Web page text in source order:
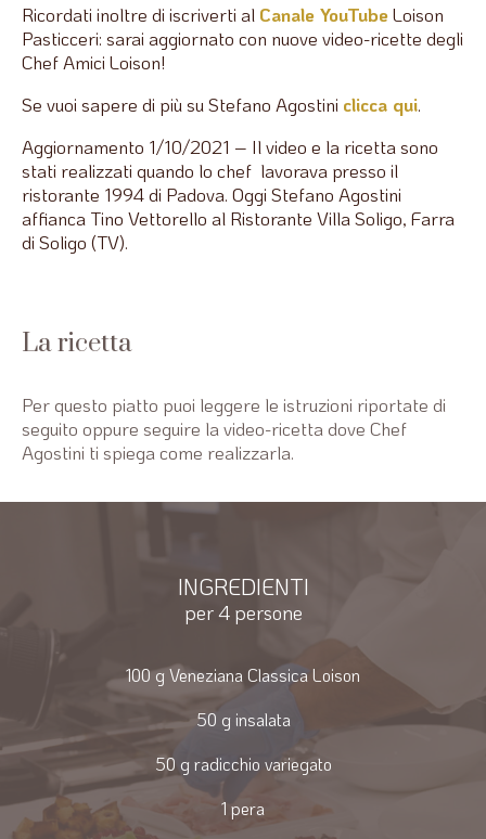
Ricordati inoltre di iscriverti al Canale YouTubeLoison
Pasticceri: sarai aggiornato con nuove video-ricette degli
Chef Amici Loison!
Se vuoi sapere di più su Stefano Agostini clicca qui.
Aggiornamento 1/10/2021 – Il video e la ricetta sono
stati realizzati quando lo chef lavorava presso il
ristorante 1994 di Padova. Oggi Stefano Agostini
affianca Tino Vettorello al Ristorante Villa Soligo, Farra
di Soligo (TV).
La ricetta
Per questo piatto puoi leggere le istruzioni riportate di
seguito oppure seguire la video-ricetta dove Chef
Agostini ti spiega come realizzarla.
INGREDIENTI
per 4 persone
100 g Veneziana Classica Loison
50 g insalata
50 g radicchio variegato
1 pera